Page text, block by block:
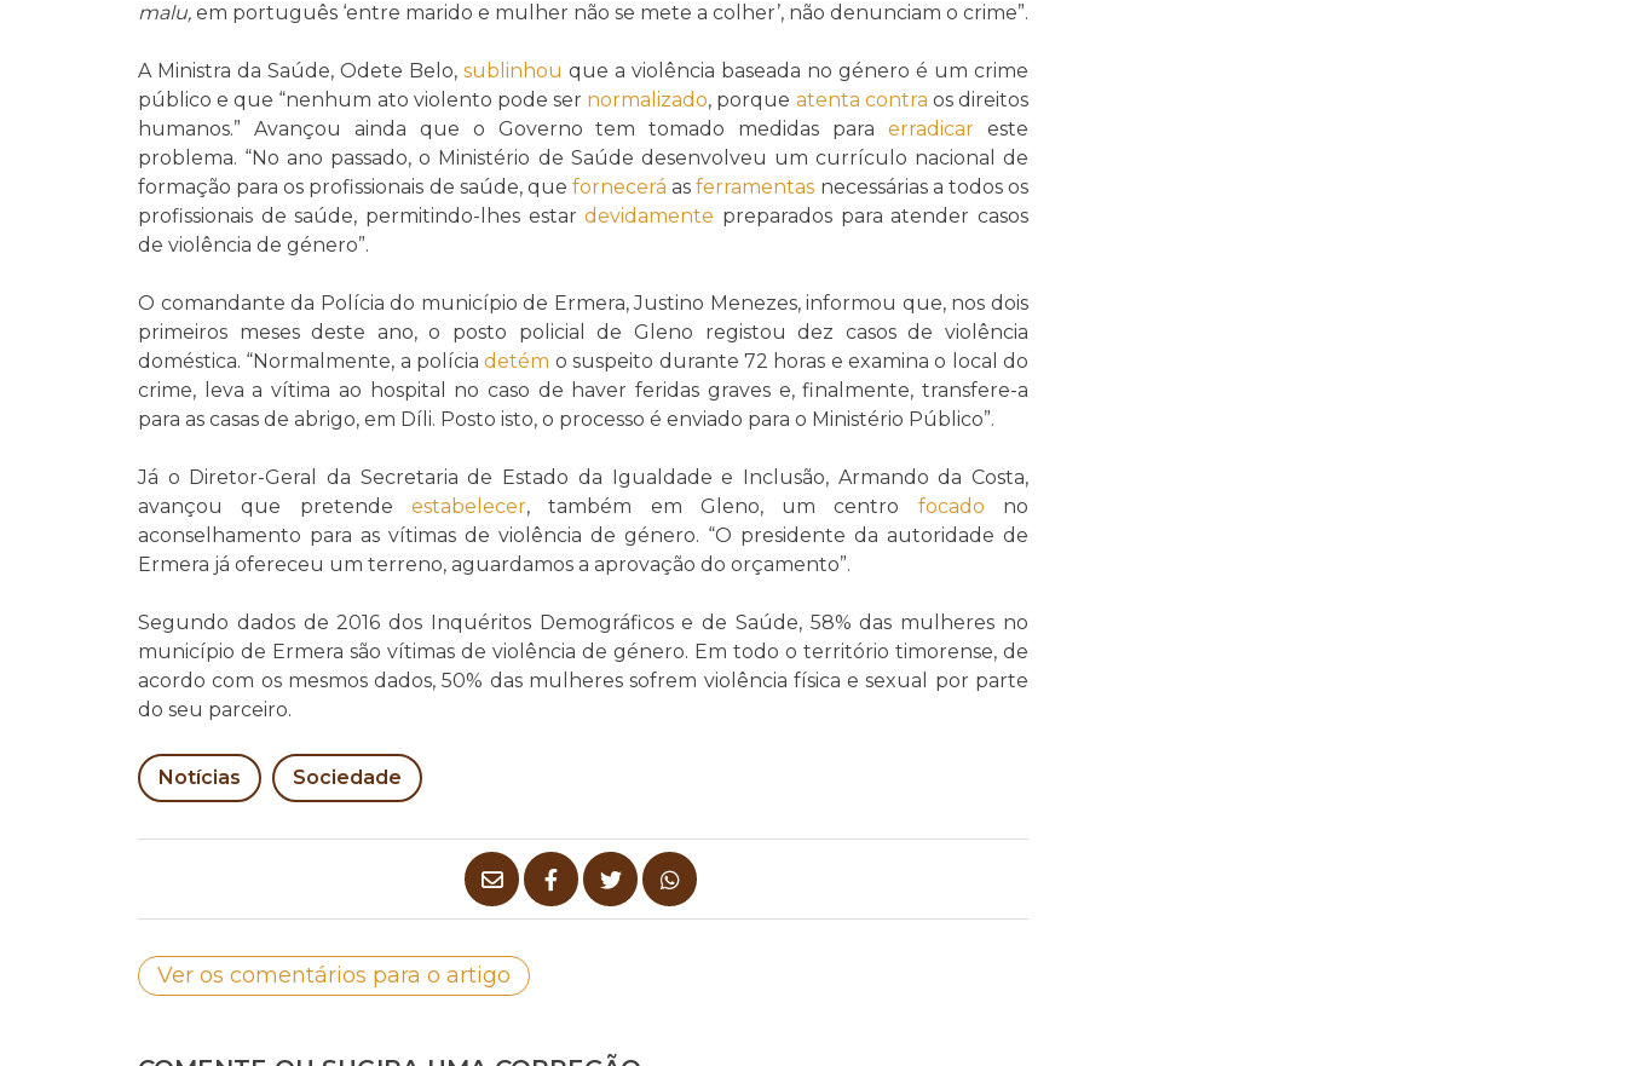
malu, em português ‘entre marido e mulher não se mete a colher’, não denunciam o crime”.
A Ministra da Saúde, Odete Belo, sublinhou que a violência baseada no género é um crime
público e que “nenhum ato violento pode ser normalizado, porque atenta contra os direitos
humanos.” Avançou ainda que o Governo tem tomado medidas paraerradicareste
problema. “No ano passado, o Ministério de Saúde desenvolveu um currículo nacional de
formação para os profissionais de saúde, queforneceráasferramentas necessárias a todos os
profissionais de saúde, permitindo-lhes estardevidamente preparados para atender casos
de violência de género”.
O comandante da Polícia do município de Ermera, Justino Menezes, informou que, nos dois
primeiros meses deste ano, o posto policial de Gleno registou dez casos de violência
doméstica. “Normalmente, a políciadetém o suspeito durante 72 horas e examina o local do
crime, leva a vítima ao hospital no caso de haver feridas graves e, finalmente, transfere-a
para as casas de abrigo, em Díli. Posto isto, o processo é enviado para o Ministério Público”.
Já o Diretor-Geral da Secretaria de Estado da Igualdade e Inclusão, Armando da Costa,
avançou que pretende estabelecer, também em Gleno, um centro focado no
aconselhamento para as vítimas de violência de género. “O presidente da autoridade de
Ermera já ofereceu um terreno, aguardamos a aprovação do orçamento”.
Segundo dados de 2016 dos Inquéritos Demográficos e de Saúde, 58% das mulheres no
município de Ermera são vítimas de violência de género. Em todo o território timorense, de
acordo com os mesmos dados, 50% das mulheres sofrem violência física e sexual por parte
do seu parceiro.
Notícias Sociedade
Ver os comentários para o artigo